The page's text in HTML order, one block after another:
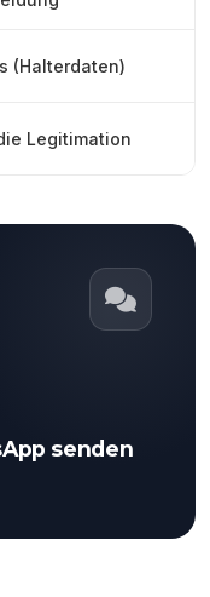
(Halterdaten)
Legitimation
senden